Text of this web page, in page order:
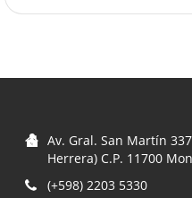
Av. Gral. San Martín
Herrera) C.P. 11700
(+598) 2203 5330